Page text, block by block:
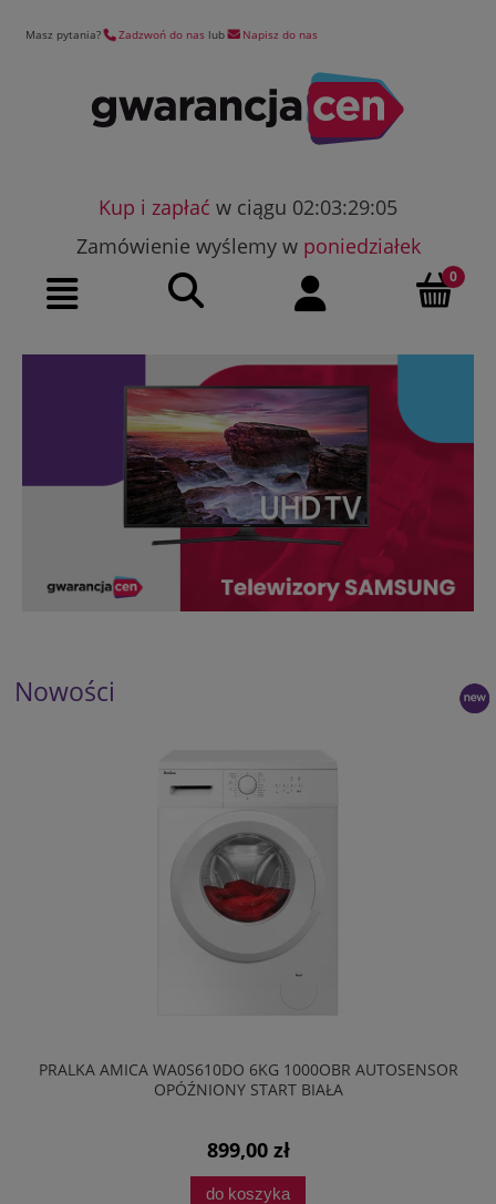
Masz pytania? Zadzwoń do nas lub Napisz do nas
Kup i zapłać w ciągu 02:03:29:04
Zamówienie wyślemy w poniedziałek
Nowości
PRALKA AMICA WA0S610DO 6KG 1000OBR AUTOSENSOR
OPÓŹNIONY START BIAŁA
899,00 zł
do koszyka